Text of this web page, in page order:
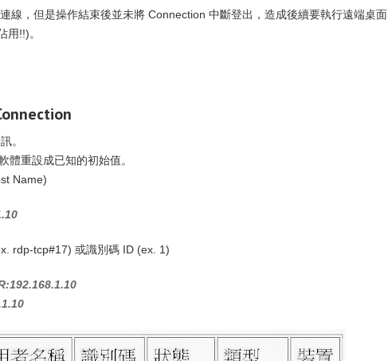
線，但是操作結束後並未將 Connection 中斷登出，造成後續要執行遠端桌面
用!!)。
。
體重設成已知的初始值。
Name)
rdp-tcp#17) 或識別碼 ID (ex. 1)